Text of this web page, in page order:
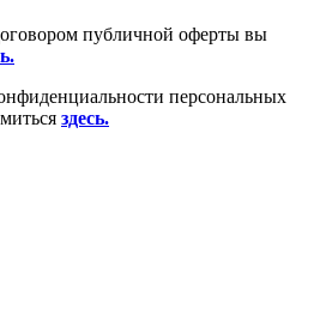
публичной оферты вы
персональных
здесь.